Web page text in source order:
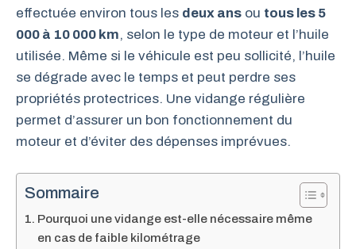
effectuée environ tous les deux ans ou tous les 5
000 à 10 000 km, selon le type de moteur et l’huile
utilisée. Même si le véhicule est peu sollicité, l’huile
se dégrade avec le temps et peut perdre ses
propriétés protectrices. Une vidange régulière
permet d’assurer un bon fonctionnement du
moteur et d’éviter des dépenses imprévues.
Sommaire
Pourquoi une vidange est-elle nécessaire même
en cas de faible kilométrage